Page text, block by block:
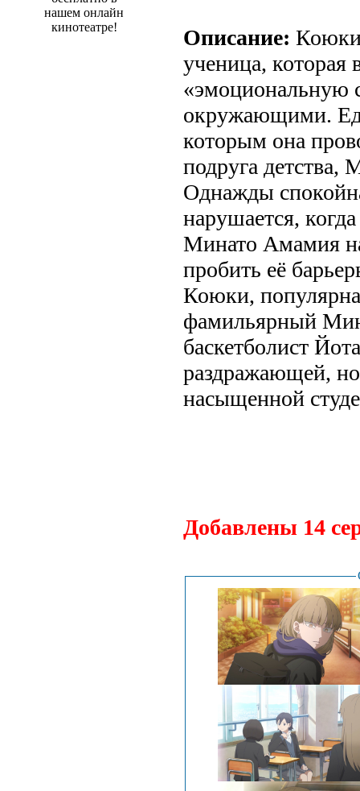
нашем онлайн
кинотеатре!
Описание:
ученица, которая
«эмоциональную
окружающими.
которым она
подруга
Однажды
нарушается,
Минато Амамия
пробить её
Коюки,
фамильярный
баскетболист
раздражающей,
насыщенной
Добавлены 14